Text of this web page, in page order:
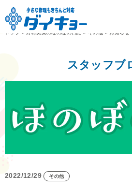
トップ
>野村美菜のほのぼの日記 > その他 > お知らせ
スタッフブ
2022/12/29 その他